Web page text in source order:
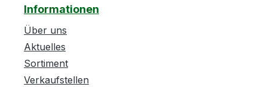
Informationen
Über uns
Aktuelles
Sortiment
Verkaufstellen